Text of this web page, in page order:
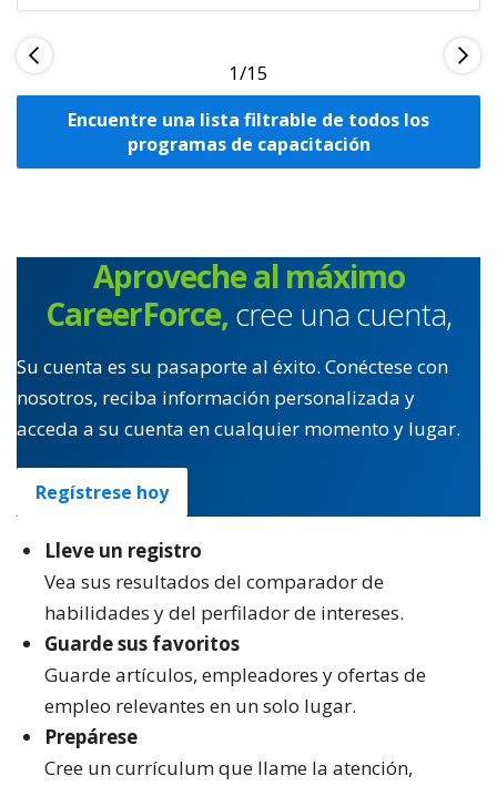
1
Encuentre una lista filtrable de todos los
programas de capacitación
Aproveche al máximo
CareerForce, cree una cuenta,
Su cuenta es su pasaporte al éxito. Conéctese con
nosotros, reciba información personalizada y
acceda a su cuenta en cualquier momento y lugar.
Regístrese hoy
Lleve un registro
Vea sus resultados del comparador de
habilidades y del perfilador de intereses.
Guarde sus favoritos
Guarde artículos, empleadores y ofertas de
empleo relevantes en un solo lugar.
Prepárese
Cree un currículum que llame la atención,